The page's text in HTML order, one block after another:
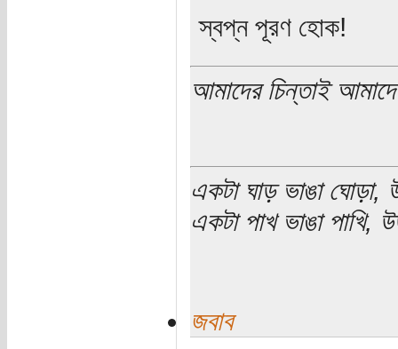
স্বপ্ন পূরণ হোক!
আমাদের চিন্তাই
একটা ঘাড় ভাঙা ঘোড়া,
একটা পাখ ভাঙা পাখি,
জবাব